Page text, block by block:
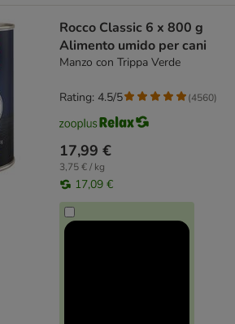
Rocco Classic 6 x 800 g
Alimento umido per cani
Manzo con Trippa Verde
17,99 €
3,75 € / kg
17,09 €
Rating: 4.5/5 (4560)